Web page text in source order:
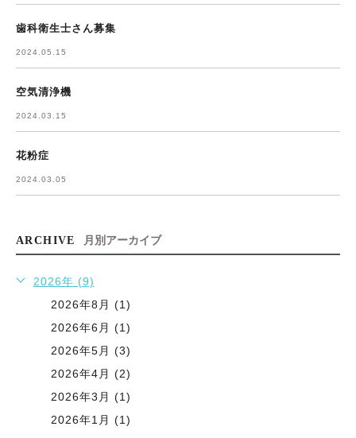
歯科衛生士さん募集
2024.05.15
空気清浄機
2024.03.15
花粉症
2024.03.05
ARCHIVE 月別アーカイブ
2026年 (9)
2026年8月 (1)
2026年6月 (1)
2026年5月 (3)
2026年4月 (2)
2026年3月 (1)
2026年1月 (1)